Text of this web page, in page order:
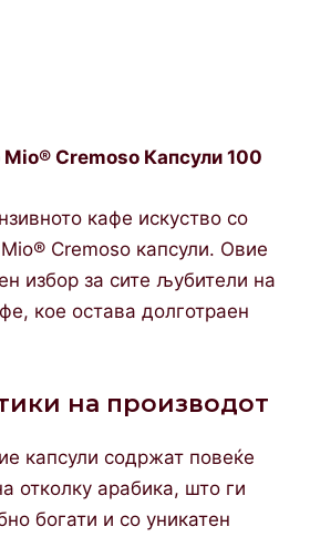
Cremoso Капсули 100
кафе искуство со
Cremoso капсули. Овие
избор за сите љубители на
кое оставa долготраен
на производот
капсули содржат повеќе
отколку арабика, што ги
богати и со уникатен